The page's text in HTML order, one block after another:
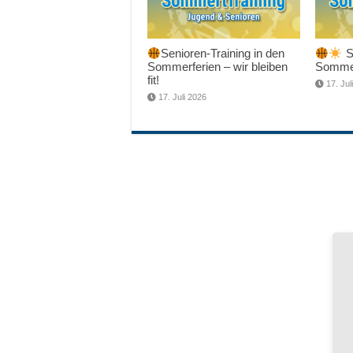
Senioren-Training in den
Sommerferien – wir bleiben
fit!
17. Juli 2026
17.